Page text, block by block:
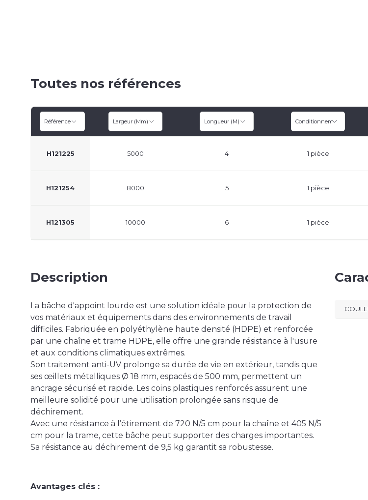
Toutes nos références
Référence Largeur (mm) Longueur (m) Conditionnement
H121225 5000 4 1 pièce
H121254 8000 5 1 pièce
H121305 10000 6 1 pièce
Description
La bâche d'appoint lourde est une solution idéale pour la protection de
vos matériaux et équipements dans des environnements de travail
difficiles. Fabriquée en polyéthylène haute densité (HDPE) et renforcée
par une chaîne et trame HDPE, elle offre une grande résistance à l'usure
et aux conditions climatiques extrêmes.
Son traitement anti-UV prolonge sa durée de vie en extérieur, tandis que
ses œillets métalliques Ø 18 mm, espacés de 500 mm, permettent un
ancrage sécurisé et rapide. Les coins plastiques renforcés assurent une
meilleure solidité pour une utilisation prolongée sans risque de
déchirement.
Avec une résistance à l’étirement de 720 N/5 cm pour la chaîne et 405 N/5
cm pour la trame, cette bâche peut supporter des charges importantes.
Sa résistance au déchirement de 9,5 kg garantit sa robustesse.
Avantages clés :